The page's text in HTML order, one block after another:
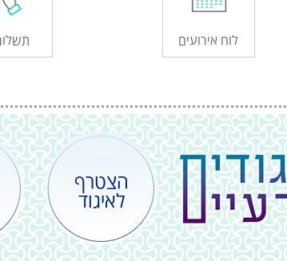
לוח אירועים
הצטרף
לאיגוד